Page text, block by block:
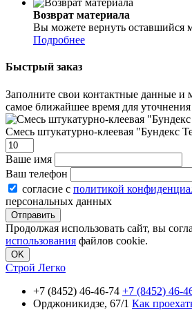
Возврат материала
Вы можете вернуть оставшийся
Подробнее
Быстрый заказ
Заполните свои контактные данные и
самое ближайшее время для уточнения
Смесь штукатурно-клеевая
Ваше имя
Ваш телефон
согласие с политикой
персональных данных
Продолжая использовать сайт, вы
использования файлов cookie.
OK
Строй Легко
+7 (8452) 46-46-74 +7 (8452) 46-
Орджоникидзе, 67/1 Как